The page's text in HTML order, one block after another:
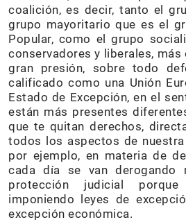
coalición, es decir, tanto el
grupo mayoritario que es el
Popular, como el grupo
conservadores y liberales, más
gran presión, sobre todo
calificado como una Unión
Estado de Excepción, en el
están más presentes
que te quitan derechos,
todos los aspectos de
por ejemplo, en materia de
cada día se van derogando
protección judicial
imponiendo leyes de
excepción económica.